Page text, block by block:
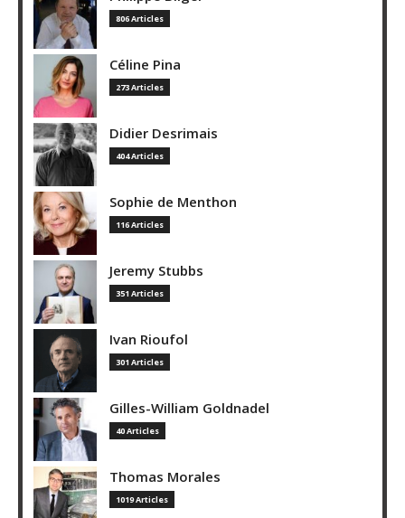
806 Articles
Céline Pina
273 Articles
Didier Desrimais
404 Articles
Sophie de Menthon
116 Articles
Jeremy Stubbs
351 Articles
Ivan Rioufol
301 Articles
Gilles-William Goldnadel
40 Articles
Thomas Morales
1019 Articles